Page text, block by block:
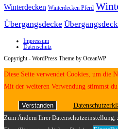
Winterdecken Winterdecken Pferd
Übergangsdecke
Impressum
Datenschutz
Copyright - WordPress Theme by OceanWP
Diese Seite verwendet Cookies, um die
Mit der weiteren Verwendung stimmst
Verstanden
Zum Ändern Ihrer